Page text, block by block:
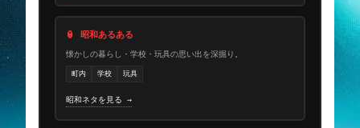
🏮 昭和あるある
懐かしの暮らし・学校・玩具の思い出を深掘り。
町内 学校 玩具
昭和ネタを見る →